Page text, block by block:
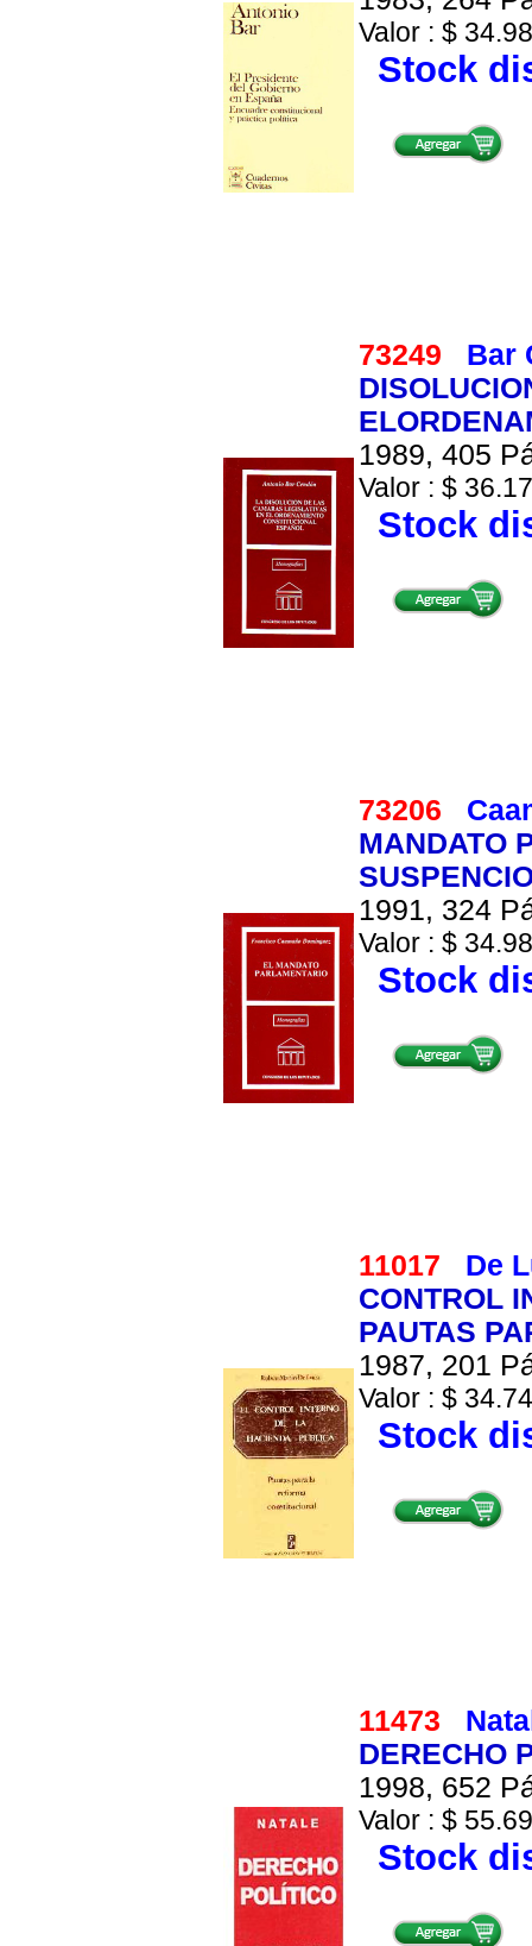
Valor : $
Stock
73249 Bar
1989, 405
Valor : $
Stock
73206
MANDATO
1991, 324
Valor : $
Stock
11017 De
CONTROL
PAUTAS
1987, 201
Valor : $
Stock
11473
DERECHO
1998, 652
Valor : $
Stock